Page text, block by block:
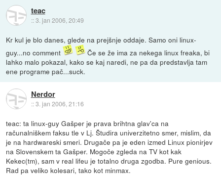
teac
::3. jan 2006, 20:49
Kr kul je blo danes, glede na prejšnje oddaje. Samo oni linux-
guy...no comment
Če se že ima za nekega linux freaka, bi
lahko malo pokazal, kako se kaj naredi, ne pa da predstavlja tam
ene programe pač...suck.
Nerdor
::3. jan 2006, 21:16
teac: ta linux-guy Gašper je prava brihtna glav'ca na
računalniškem faksu tle v Lj. Študira univerzitetno smer, mislim, da
je na hardwareski smeri. Drugače pa je eden izmed Linux pionirjev
na Slovenskem ta Gašper. Mogoče zgleda na TV kot kak
Kekec(tm), sam v real lifeu je totalno druga zgodba. Pure genious.
Rad pa veliko kolesari, tako kot minmax.